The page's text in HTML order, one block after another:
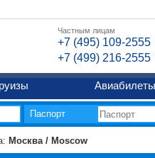
Частным лицам
+7 (495) 109-2555
+7 (499) 216-2555
Авиабилеты
Паспорт
Москва / Moscow